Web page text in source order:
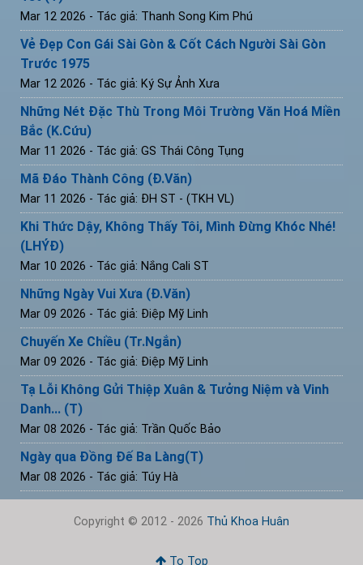
Mar 12 2026 - Tác giả: Thanh Song Kim Phú
Vẻ Đẹp Con Gái Sài Gòn & Cốt Cách Người Sài Gòn
Trước 1975
Mar 12 2026 - Tác giả: Ký Sự Ảnh Xưa
Những Nét Đặc Thù Trong Môi Trường Văn Hoá Miền
Bắc (K.Cứu)
Mar 11 2026 - Tác giả: GS Thái Công Tụng
Mã Đáo Thành Công (Đ.Văn)
Mar 11 2026 - Tác giả: ĐH ST - (TKH VL)
Khi Thức Dậy, Không Thấy Tôi, Mình Đừng Khóc Nhé!
(LHÝĐ)
Mar 10 2026 - Tác giả: Nắng Cali ST
Những Ngày Vui Xưa (Đ.Văn)
Mar 09 2026 - Tác giả: Điệp Mỹ Linh
Chuyến Xe Chiều (Tr.Ngắn)
Mar 09 2026 - Tác giả: Điệp Mỹ Linh
Tạ Lỗi Không Gửi Thiệp Xuân & Tưởng Niệm và Vinh
Danh... (T)
Mar 08 2026 - Tác giả: Trần Quốc Bảo
Ngày qua Đồng Đế Ba Làng(T)
Mar 08 2026 - Tác giả: Túy Hà
Copyright © 2012 - 2026 Thủ Khoa Huân
To Top